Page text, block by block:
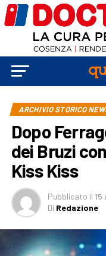
ARCHIVIO STORICO
Dopo
dei Bruzi
Kiss Kiss
Pubblicato il 15
Di Redazione